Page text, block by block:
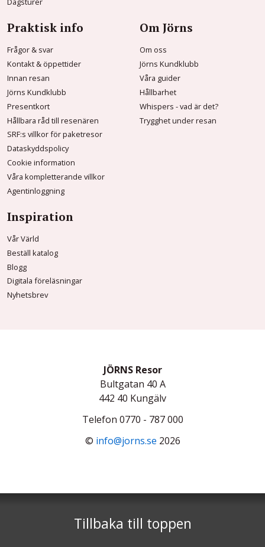
Praktisk info
Frågor & svar
Kontakt & öppettider
Innan resan
Jörns Kundklubb
Presentkort
Hållbara råd till resenären
SRF:s villkor för paketresor
Dataskyddspolicy
Cookie information
Våra kompletterande villkor
Agentinloggning
Om Jörns
Om oss
Jörns Kundklubb
Våra guider
Hållbarhet
Whispers - vad är det?
Trygghet under resan
Inspiration
Vår Värld
Beställ katalog
Blogg
Digitala föreläsningar
Nyhetsbrev
JÖRNS Resor
Bultgatan 40 A
442 40 Kungälv
Telefon 0770 - 787 000
© info@jorns.se 2026
Tillbaka till toppen